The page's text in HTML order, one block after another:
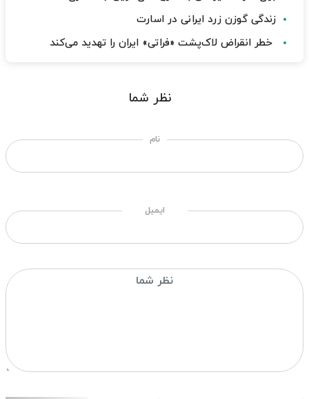
زندگی گوزن زرد ایرانی در اسارت
خطر انقراض لاک‌پشت «فراتی» ایران را تهدید می‌کند
نظر شما
نام
ایمیل